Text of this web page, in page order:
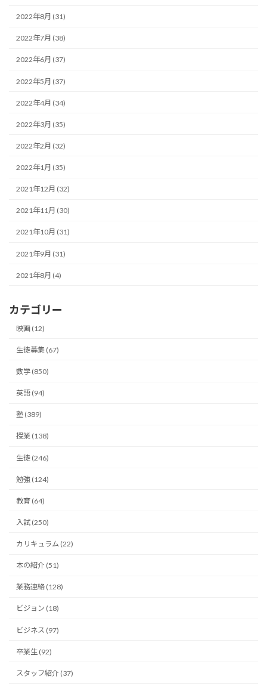
2022年8月 (31)
2022年7月 (38)
2022年6月 (37)
2022年5月 (37)
2022年4月 (34)
2022年3月 (35)
2022年2月 (32)
2022年1月 (35)
2021年12月 (32)
2021年11月 (30)
2021年10月 (31)
2021年9月 (31)
2021年8月 (4)
カテゴリー
映画 (12)
生徒募集 (67)
数学 (850)
英語 (94)
塾 (389)
授業 (138)
生徒 (246)
勉強 (124)
教育 (64)
入試 (250)
カリキュラム (22)
本の紹介 (51)
業務連絡 (128)
ビジョン (18)
ビジネス (97)
卒業生 (92)
スタッフ紹介 (37)